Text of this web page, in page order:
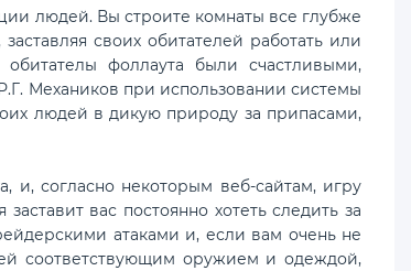
людей. Вы строите комнаты все глубже
своих обитателей работать или
фоллаута были счастливыми,
Механиков при использовании системы
людей в дикую природу за припасами,
согласно некоторым веб-сайтам, игру
вас постоянно хотеть следить за
атаками и, если вам очень не
соответствующим оружием и одеждой,